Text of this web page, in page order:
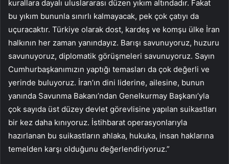
kurallara dayalı uluslararası düzen yıkım altındadır. Fakat
bu yıkım bununla sınırlı kalmayacak, pek çok çatıyı da
uçuracaktır. Türkiye olarak dost, kardeş ve komşu ülke İran
halkının her zaman yanındayız. Barışı savunuyoruz, huzuru
savunuyoruz, diplomatik görüşmeleri savunuyoruz. Sayın
Cumhurbaşkanımızın yaptığı temasları da çok değerli ve
yerinde buluyoruz. İran’ın dini liderine, ailesine, bunun
yanında Savunma Bakanı’ndan Genelkurmay Başkanı’yla
çok sayıda üst düzey devlet görevlisine yapılan suikastları
bir kez daha kınıyoruz. İstihbarat operasyonlarıyla
hazırlanan bu suikastların ahlaka, hukuka, insan haklarına
temelden karşı olduğunu değerlendiriyoruz.”